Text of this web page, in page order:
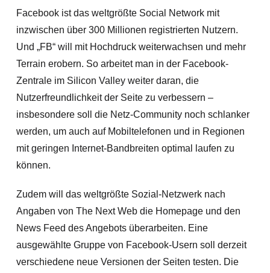
Facebook ist das weltgrößte Social Network mit
inzwischen über 300 Millionen registrierten Nutzern.
Und „FB“ will mit Hochdruck weiterwachsen und mehr
Terrain erobern. So arbeitet man in der Facebook-
Zentrale im Silicon Valley weiter daran, die
Nutzerfreundlichkeit der Seite zu verbessern –
insbesondere soll die Netz-Community noch schlanker
werden, um auch auf Mobiltelefonen und in Regionen
mit geringen Internet-Bandbreiten optimal laufen zu
können.
Zudem will das weltgrößte Sozial-Netzwerk nach
Angaben von The Next Web die Homepage und den
News Feed des Angebots überarbeiten. Eine
ausgewählte Gruppe von Facebook-Usern soll derzeit
verschiedene neue Versionen der Seiten testen. Die